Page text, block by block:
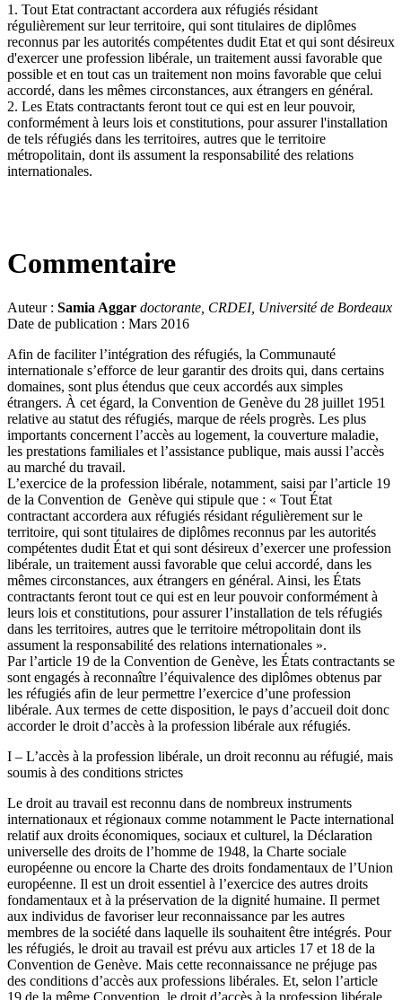
1. Tout Etat contractant accordera aux réfugiés résidant
régulièrement sur leur territoire, qui sont titulaires de diplômes
reconnus par les autorités compétentes dudit Etat et qui sont désireux
d'exercer une profession libérale, un traitement aussi favorable que
possible et en tout cas un traitement non moins favorable que celui
accordé, dans les mêmes circonstances, aux étrangers en général.
2. Les Etats contractants feront tout ce qui est en leur pouvoir,
conformément à leurs lois et constitutions, pour assurer l'installation
de tels réfugiés dans les territoires, autres que le territoire
métropolitain, dont ils assument la responsabilité des relations
internationales.
Commentaire
Auteur : Samia Aggar doctorante, CRDEI, Université de Bordeaux
Date de publication : Mars 2016
Afin de faciliter l’intégration des réfugiés, la Communauté
internationale s’efforce de leur garantir des droits qui, dans certains
domaines, sont plus étendus que ceux accordés aux simples
étrangers. À cet égard, la Convention de Genève du 28 juillet 1951
relative au statut des réfugiés, marque de réels progrès. Les plus
importants concernent l’accès au logement, la couverture maladie,
les prestations familiales et l’assistance publique, mais aussi l’accès
au marché du travail.
L’exercice de la profession libérale, notamment, saisi par l’article 19
de la Convention de Genève qui stipule que : « Tout État
contractant accordera aux réfugiés résidant régulièrement sur le
territoire, qui sont titulaires de diplômes reconnus par les autorités
compétentes dudit État et qui sont désireux d’exercer une profession
libérale, un traitement aussi favorable que celui accordé, dans les
mêmes circonstances, aux étrangers en général. Ainsi, les États
contractants feront tout ce qui est en leur pouvoir conformément à
leurs lois et constitutions, pour assurer l’installation de tels réfugiés
dans les territoires, autres que le territoire métropolitain dont ils
assument la responsabilité des relations internationales ».
Par l’article 19 de la Convention de Genève, les États contractants se
sont engagés à reconnaître l’équivalence des diplômes obtenus par
les réfugiés afin de leur permettre l’exercice d’une profession
libérale. Aux termes de cette disposition, le pays d’accueil doit donc
accorder le droit d’accès à la profession libérale aux réfugiés.
I – L’accès à la profession libérale, un droit reconnu au réfugié, mais
soumis à des conditions strictes
Le droit au travail est reconnu dans de nombreux instruments
internationaux et régionaux comme notamment le Pacte international
relatif aux droits économiques, sociaux et culturel, la Déclaration
universelle des droits de l’homme de 1948, la Charte sociale
européenne ou encore la Charte des droits fondamentaux de l’Union
européenne. Il est un droit essentiel à l’exercice des autres droits
fondamentaux et à la préservation de la dignité humaine. Il permet
aux individus de favoriser leur reconnaissance par les autres
membres de la société dans laquelle ils souhaitent être intégrés. Pour
les réfugiés, le droit au travail est prévu aux articles 17 et 18 de la
Convention de Genève. Mais cette reconnaissance ne préjuge pas
des conditions d’accès aux professions libérales. Et, selon l’article
19 de la même Convention, le droit d’accès à la profession libérale